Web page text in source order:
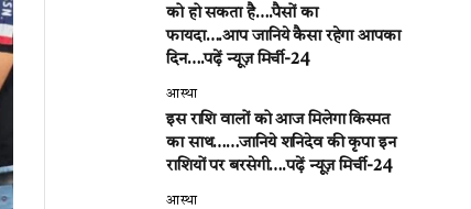
को हो सकता है….पैसों का
फायदा….आप जानिये कैसा रहेगा आपका
दिन….पढ़ें न्यूज़ मिर्ची-24
आस्था
इस राशि वालों को आज मिलेगा किस्मत
का साथ……जानिये शनिदेव की कृपा इन
राशियों पर बरसेगी….पढ़ें न्यूज़ मिर्ची-24
आस्था